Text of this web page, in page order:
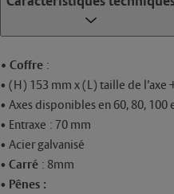
• Coffre :
• (H) 153 mm x (L) taille de l’axe
• Axes disponibles en 60, 80, 100
• Entraxe : 70 mm
• Acier galvanisé
• Carré : 8mm
• Pênes :